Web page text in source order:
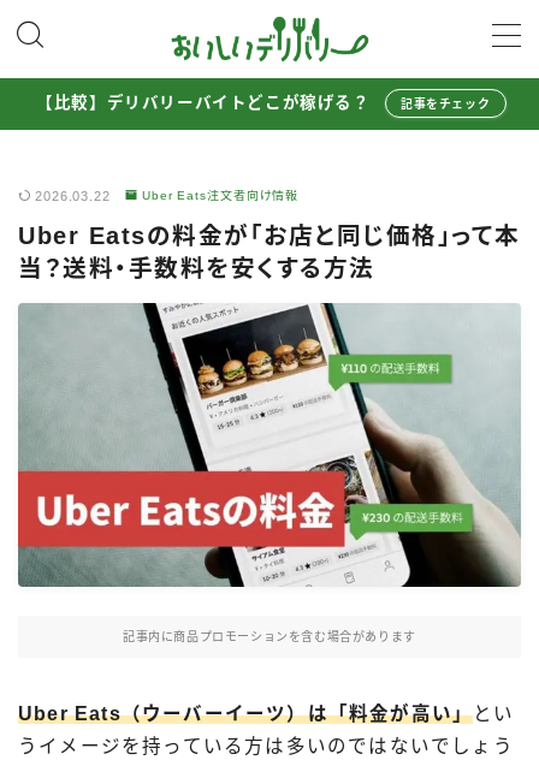
MENU
Uber Eats配達員ガイド
出前館配達員ガイド
ロケットナウ配達員ガイド
配達員272人アンケート調査
収入シミュレーター
配達員の体験談・口コミ
お得に注文する
Uber Eatsの注文ガイド
フードデリバリークーポン比較
【比較】デリバリーバイトどこが稼げる？ 記事をチェック
2026.03.22 Uber Eats注文者向け情報
Uber Eatsの料金が「お店と同じ価格」って本
当？送料・手数料を安くする方法
記事内に商品プロモーションを含む場合があります
Uber Eats（ウーバーイーツ）は「料金が高い」とい
うイメージを持っている方は多いのではないでしょう